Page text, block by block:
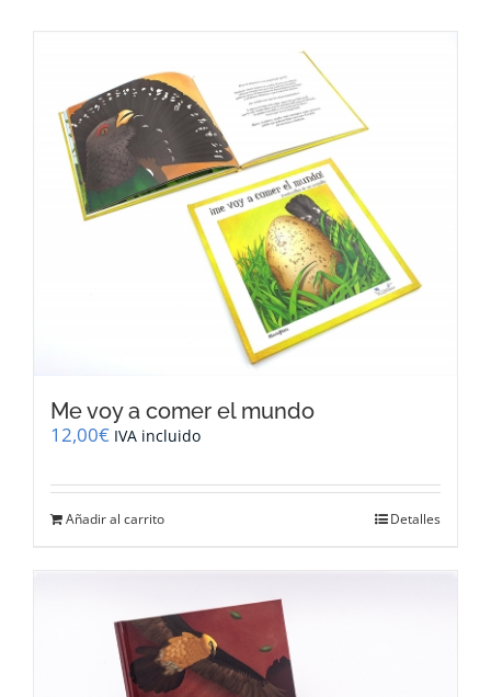
Me voy a comer el mundo
12,00€ IVA incluido
Añadir al carrito Detalles